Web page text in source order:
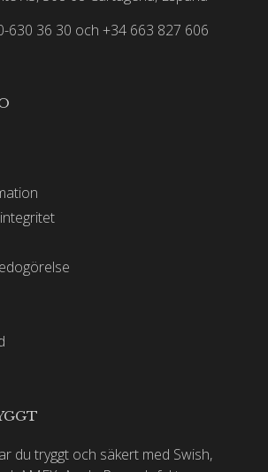
630 36 30 och +34 663 827 606
du tryggt och säkert med Swish,